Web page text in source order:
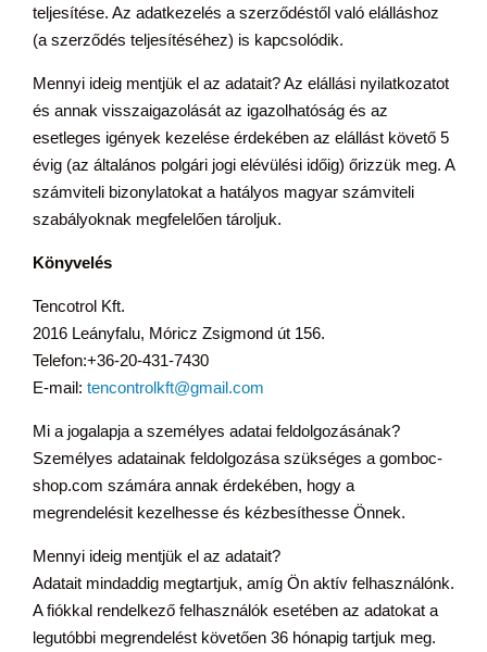
teljesítése. Az adatkezelés a szerződéstől való elálláshoz
(a szerződés teljesítéséhez) is kapcsolódik.
Mennyi ideig mentjük el az adatait? Az elállási nyilatkozatot
és annak visszaigazolását az igazolhatóság és az
esetleges igények kezelése érdekében az elállást követő 5
évig (az általános polgári jogi elévülési időig) őrizzük meg. A
számviteli bizonylatokat a hatályos magyar számviteli
szabályoknak megfelelően tároljuk.
Könyvelés
Tencotrol Kft.
2016 Leányfalu, Móricz Zsigmond út 156.
Telefon:+36-20-431-7430
E-mail: tencontrolkft@gmail.com
Mi a jogalapja a személyes adatai feldolgozásának?
Személyes adatainak feldolgozása szükséges a gomboc-
shop.com számára annak érdekében, hogy a
megrendelésit kezelhesse és kézbesíthesse Önnek.
Mennyi ideig mentjük el az adatait?
Adatait mindaddig megtartjuk, amíg Ön aktív felhasználónk.
A fiókkal rendelkező felhasználók esetében az adatokat a
legutóbbi megrendelést követően 36 hónapig tartjuk meg.